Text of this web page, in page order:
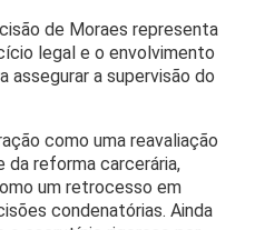
de Moraes representa
legal e o envolvimento
assegurar a supervisão do
como uma reavaliação
da reforma carcerária,
um retrocesso em
condenatórias. Ainda